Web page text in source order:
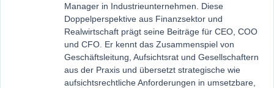
Manager in Industrieunternehmen. Diese
Doppelperspektive aus Finanzsektor und
Realwirtschaft prägt seine Beiträge für CEO, COO
und CFO. Er kennt das Zusammenspiel von
Geschäftsleitung, Aufsichtsrat und Gesellschaftern
aus der Praxis und übersetzt strategische wie
aufsichtsrechtliche Anforderungen in umsetzbare,